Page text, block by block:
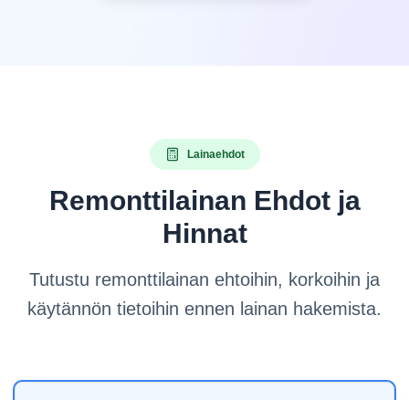
Lainaehdot
Remonttilainan Ehdot ja
Hinnat
Tutustu remonttilainan ehtoihin, korkoihin ja
käytännön tietoihin ennen lainan hakemista.